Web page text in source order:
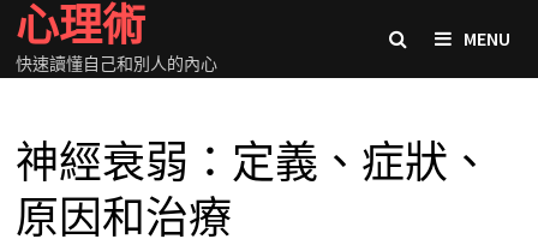
Skip
content
心理術
快速讀懂自己和別人的內心
MENU
神經衰弱：定義、症狀、
原因和治療